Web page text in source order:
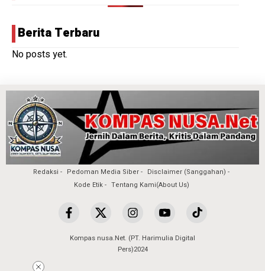
Berita Terbaru
No posts yet.
Redaksi Pedoman Media Siber
Disclaimer (Sanggahan)
Kode Etik
Tentang Kami(About Us)
Kompas nusa.Net. (PT. Harimulia Digital
Pers)2024